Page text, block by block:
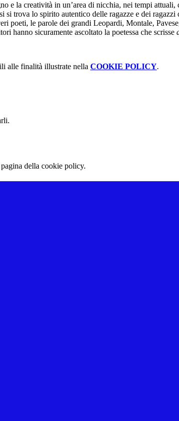
la creatività in un’area di nicchia, nei tempi attuali,
trova lo spirito autentico delle ragazze e dei ragazzi
poeti, le parole dei grandi Leopardi, Montale,
hanno sicuramente ascoltato la poetessa che scrisse
alle finalità illustrate nella COOKIE POLICY.
della cookie policy.